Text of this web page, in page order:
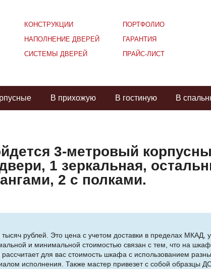
КОНСТРУКЦИИ
НАПОЛНЕНИЕ ДВЕРЕЙ
СИСТЕМЫ ДВЕРЕЙ
ПОРТФОЛИО
ГАРАНТИЯ
ПРАЙС-ЛИСТ
В прихожую В гостиную В
3-метровый
1 зеркальная,
2 с полками.
рублей. Это цена с учетом доставки в пределах МКАД,
и минимальной стоимостью связан с тем, что на
рассчитает для вас стоимость шкафа с использованием
исполнения. Также мастер привезет с собой образцы